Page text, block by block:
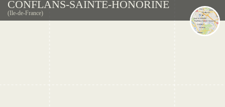
CONFLANS-SAINTE-HONORINE
(Ile-de-France)